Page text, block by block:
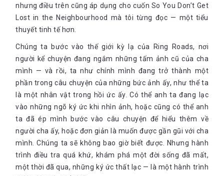
nhưng điều trên cũng áp dụng cho cuốn So You Don’t Get
Lost in the Neighbourhood mà tôi từng đọc — một tiểu
thuyết tinh tế hơn.
Chúng ta bước vào thế giới kỳ lạ của Ring Roads, nơi
người kể chuyện đang ngắm những tấm ảnh cũ của cha
mình — và rồi, ta như chính mình đang trở thành một
phần trong câu chuyện của những bức ảnh ấy, như thể ta
là một nhân vật trong hồi ức ấy. Có thể anh ta đang lạc
vào những ngõ ký ức khi nhìn ảnh, hoặc cũng có thể anh
ta đã ép mình bước vào câu chuyện để hiểu thêm về
người cha ấy, hoặc đơn giản là muốn được gần gũi với cha
mình. Chúng ta sẽ không bao giờ biết được. Nhưng hành
trình điều tra quá khứ, khám phá một đời sống đã mất,
một thời đã qua, những ký ức thất lạc — là một hành trình